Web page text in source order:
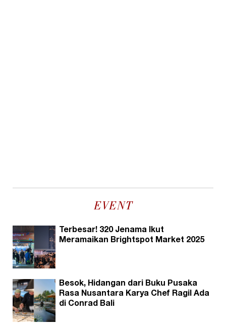
EVENT
Terbesar! 320 Jenama Ikut
Meramaikan Brightspot Market 2025
Besok, Hidangan dari Buku Pusaka
Rasa Nusantara Karya Chef Ragil Ada
di Conrad Bali